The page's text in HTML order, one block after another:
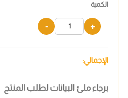
الكمية
+
-
الإجمالي:
برجاء ملئ البيانات لطلب المنتج